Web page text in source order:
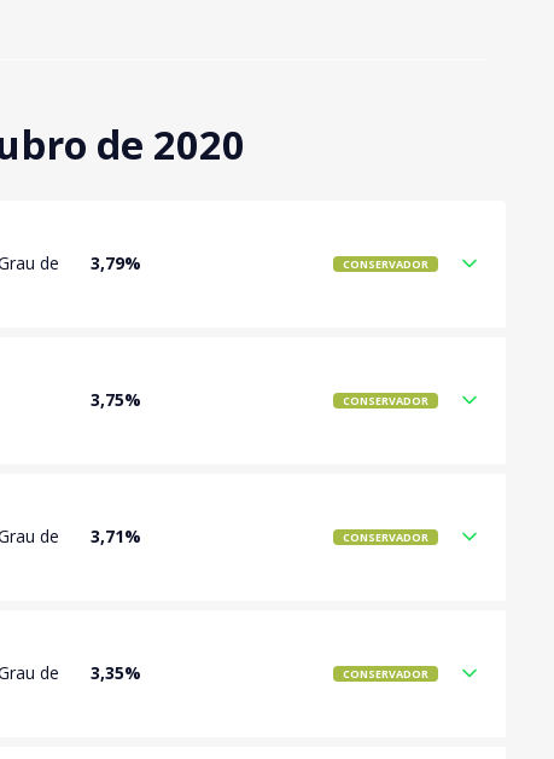
de 2020
de
3,79% CONSERVADOR
3,75% CONSERVADOR
de
3,71% CONSERVADOR
de
3,35% CONSERVADOR